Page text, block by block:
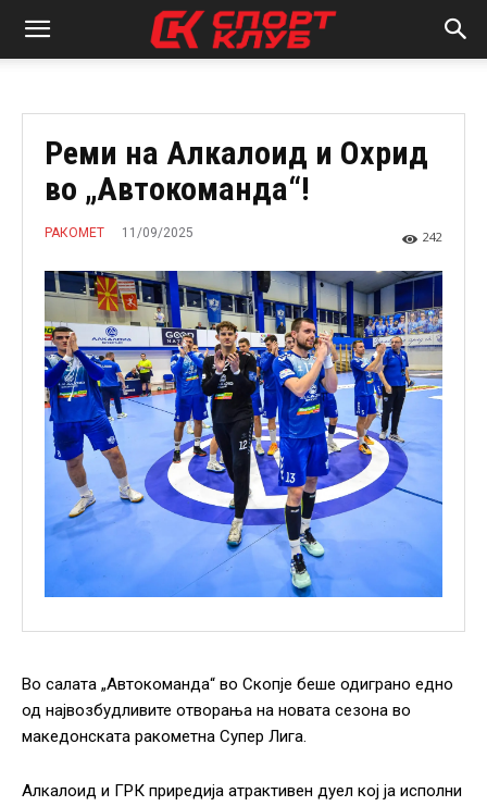
Реми на Алкалоид и Охрид
во „Автокоманда“!
РАКОМЕТ 11/09/2025 242
Во салата „Автокоманда“ во Скопје беше одиграно едно
од највозбудливите отворања на новата сезона во
македонската ракометна Супер Лига.
Алкалоид и ГРК приредија атрактивен дуел кој ја исполни